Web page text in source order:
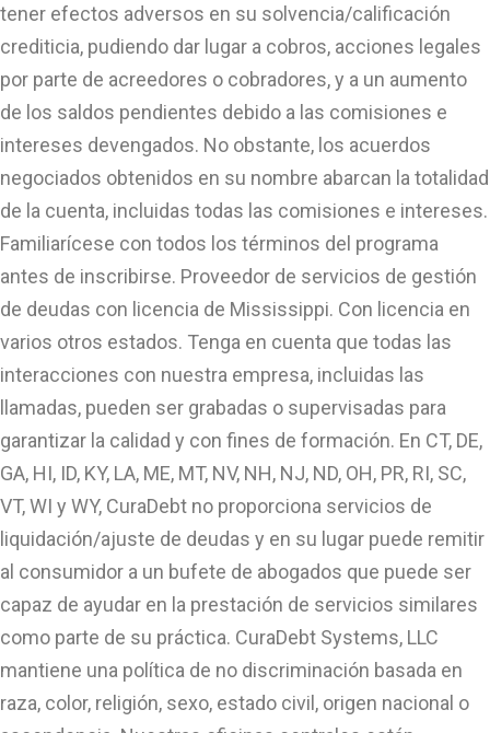
tener efectos adversos en su solvencia/calificación
crediticia, pudiendo dar lugar a cobros, acciones legales
por parte de acreedores o cobradores, y a un aumento
de los saldos pendientes debido a las comisiones e
intereses devengados. No obstante, los acuerdos
negociados obtenidos en su nombre abarcan la totalidad
de la cuenta, incluidas todas las comisiones e intereses.
Familiarícese con todos los términos del programa
antes de inscribirse. Proveedor de servicios de gestión
de deudas con licencia de Mississippi. Con licencia en
varios otros estados. Tenga en cuenta que todas las
interacciones con nuestra empresa, incluidas las
llamadas, pueden ser grabadas o supervisadas para
garantizar la calidad y con fines de formación. En CT, DE,
GA, HI, ID, KY, LA, ME, MT, NV, NH, NJ, ND, OH, PR, RI, SC,
VT, WI y WY, CuraDebt no proporciona servicios de
liquidación/ajuste de deudas y en su lugar puede remitir
al consumidor a un bufete de abogados que puede ser
capaz de ayudar en la prestación de servicios similares
como parte de su práctica. CuraDebt Systems, LLC
mantiene una política de no discriminación basada en
raza, color, religión, sexo, estado civil, origen nacional o